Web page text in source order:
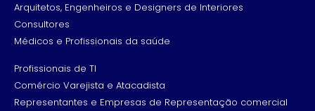
Arquitetos, Engenheiros e Designers de Interiores
Consultores
Médicos e Profissionais da saúde
Profissionais de TI
Comércio Varejista e Atacadista
Representantes e Empresas de Representação comercial